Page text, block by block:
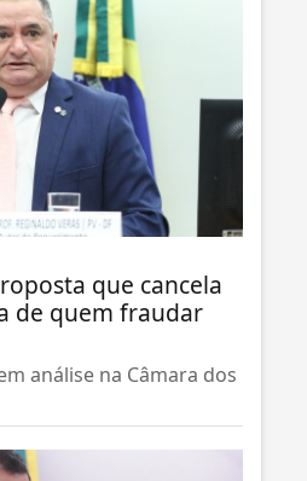
que cancela
de quem fraudar
análise na Câmara dos